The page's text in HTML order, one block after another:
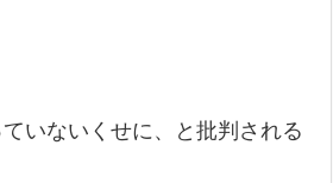
いないくせに、と批判される